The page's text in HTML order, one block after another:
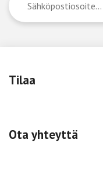
Tilaa
Ota yhteyttä